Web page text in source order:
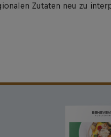
Zutaten neu zu